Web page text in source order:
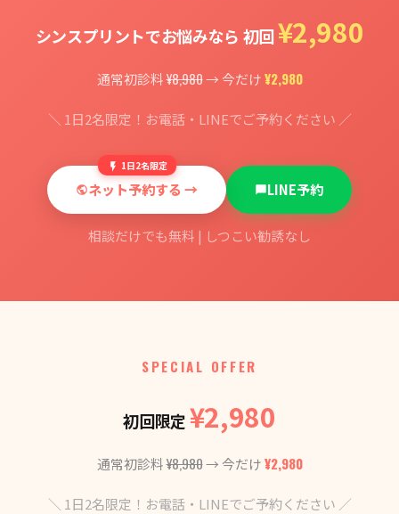
シンスプリントでお悩みなら 初回¥2,980
通常初診料¥8,980→ 今だけ¥2,980
＼ 1日2名限定！お電話・LINEでご予約ください ／
1日2名限定
ネット予約する → LINE予約
相談だけでも無料 | しつこい勧誘なし
SPECIAL OFFER
初回限定¥2,980
通常初診料¥8,980→ 今だけ¥2,980
＼ 1日2名限定！お電話・LINEでご予約ください ／